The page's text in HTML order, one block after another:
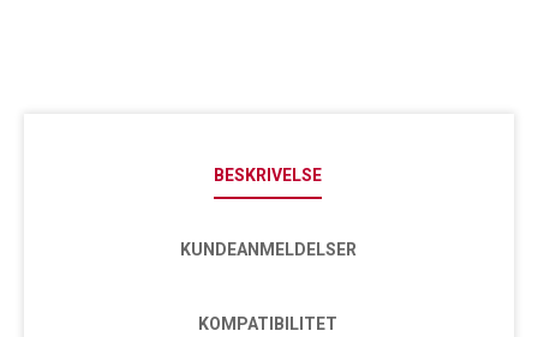
BESKRIVELSE
KUNDEANMELDELSER
KOMPATIBILITET